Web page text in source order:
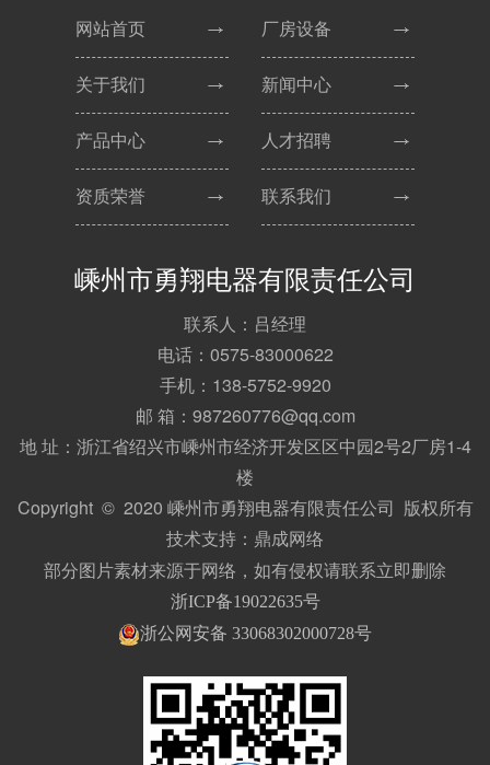
嵊州市勇翔电器有限责任公司
联系人：吕经理
电话：0575-83000622
手机：138-5752-9920
邮 箱：987260776@qq.com
地 址：浙江省绍兴市嵊州市经济开发区区中园2号2厂房1-4
楼
Copyright © 2020 嵊州市勇翔电器有限责任公司 版权所有
技术支持： 鼎成网络
部分图片素材来源于网络，如有侵权请联系立即删除
浙ICP备19022635号
浙公网安备 33068302000728号
网站首页
关于我们
产品中心
资质荣誉
厂房设备
新闻中心
人才招聘
联系我们